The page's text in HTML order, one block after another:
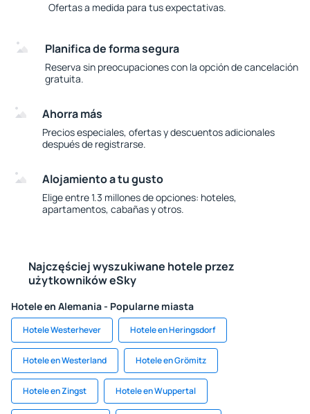
Ofertas a medida para tus expectativas.
Planifica de forma segura
Reserva sin preocupaciones con la opción de cancelación
gratuita.
Ahorra más
Precios especiales, ofertas y descuentos adicionales
después de registrarse.
Alojamiento a tu gusto
Elige entre 1.3 millones de opciones: hoteles,
apartamentos, cabañas y otros.
Najczęściej wyszukiwane hotele przez
użytkowników eSky
Hotele en Alemania - Popularne miasta
Hotele Westerhever Hotele en Heringsdorf
Hotele en Westerland Hotele en Grömitz
Hotele en Zingst Hotele en Wuppertal